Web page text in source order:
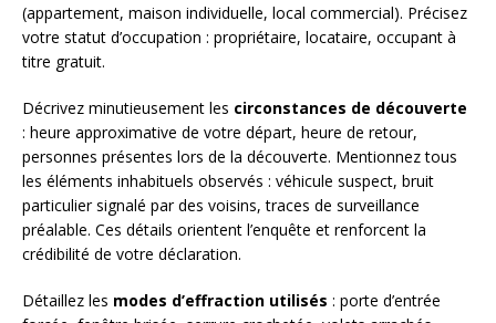
(appartement, maison individuelle, local commercial). Précisez
votre statut d’occupation : propriétaire, locataire, occupant à
titre gratuit.
Décrivez minutieusement les circonstances de découverte
: heure approximative de votre départ, heure de retour,
personnes présentes lors de la découverte. Mentionnez tous
les éléments inhabituels observés : véhicule suspect, bruit
particulier signalé par des voisins, traces de surveillance
préalable. Ces détails orientent l’enquête et renforcent la
crédibilité de votre déclaration.
Détaillez les modes d’effraction utilisés : porte d’entrée